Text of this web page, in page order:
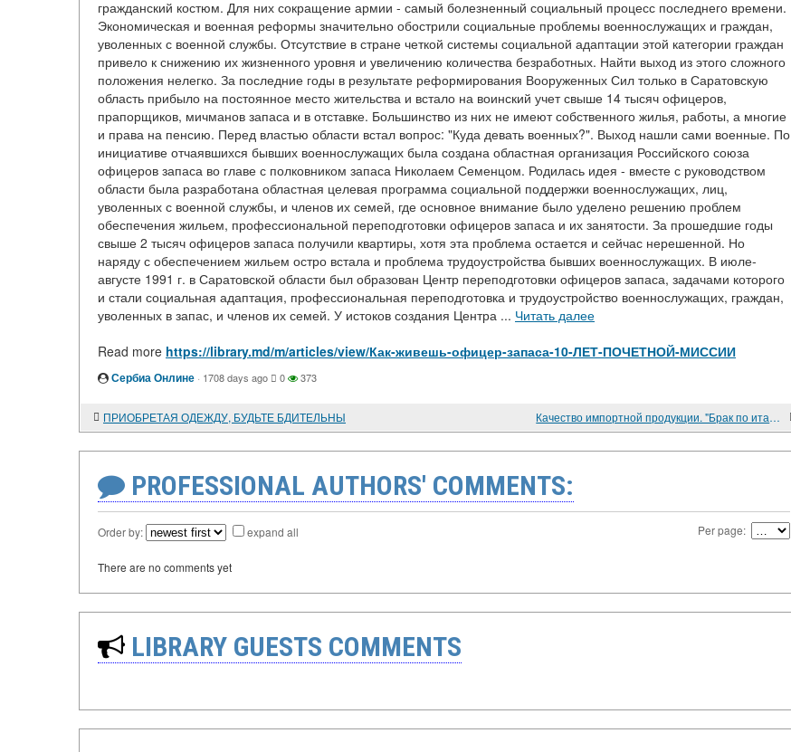
гражданский костюм. Для них сокращение армии - самый болезненный социальный процесс последнего времени.
Экономическая и военная реформы значительно обострили социальные проблемы военнослужащих и граждан,
уволенных с военной службы. Отсутствие в стране четкой системы социальной адаптации этой категории граждан
привело к снижению их жизненного уровня и увеличению количества безработных. Найти выход из этого сложного
положения нелегко. За последние годы в результате реформирования Вооруженных Сил только в Саратовскую
область прибыло на постоянное место жительства и встало на воинский учет свыше 14 тысяч офицеров,
прапорщиков, мичманов запаса и в отставке. Большинство из них не имеют собственного жилья, работы, а многие
и права на пенсию. Перед властью области встал вопрос: "Куда девать военных?". Выход нашли сами военные. По
инициативе отчаявшихся бывших военнослужащих была создана областная организация Российского союза
офицеров запаса во главе с полковником запаса Николаем Семенцом. Родилась идея - вместе с руководством
области была разработана областная целевая программа социальной поддержки военнослужащих, лиц,
уволенных с военной службы, и членов их семей, где основное внимание было уделено решению проблем
обеспечения жильем, профессиональной переподготовки офицеров запаса и их занятости. За прошедшие годы
свыше 2 тысяч офицеров запаса получили квартиры, хотя эта проблема остается и сейчас нерешенной. Но
наряду с обеспечением жильем остро встала и проблема трудоустройства бывших военнослужащих. В июле-
августе 1991 г. в Саратовской области был образован Центр переподготовки офицеров запаса, задачами которого
и стали социальная адаптация, профессиональная переподготовка и трудоустройство военнослужащих, граждан,
уволенных в запас, и членов их семей. У истоков создания Центра ... Читать далее
Read more https://library.md/m/articles/view/Как-живешь-офицер-запаса-10-ЛЕТ-ПОЧЕТНОЙ-МИССИИ
Сербиа Онлине · 1708 days ago 0 373
ПРИОБРЕТАЯ ОДЕЖДУ, БУДЬТЕ БДИТЕЛЬНЫ Качество импортной продукции. "Брак по итальянски"
PROFESSIONAL AUTHORS' COMMENTS:
Order by: expand all Per page:
There are no comments yet
LIBRARY GUESTS COMMENTS